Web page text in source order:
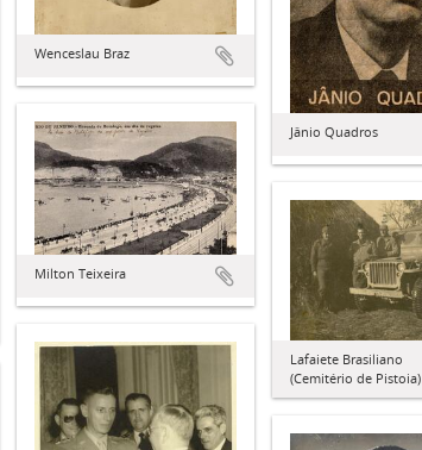
Wenceslau Braz
Jânio Quadros
Milton Teixeira
Lafaiete Brasiliano
(Cemitério de Pistoia)